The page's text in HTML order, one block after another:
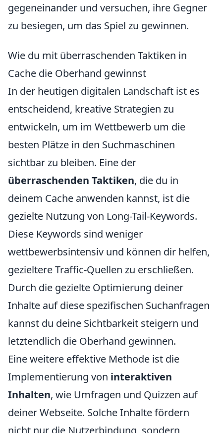
gegeneinander und versuchen, ihre Gegner
zu besiegen, um das Spiel zu gewinnen.
Wie du mit überraschenden Taktiken in
Cache die Oberhand gewinnst
In der heutigen digitalen Landschaft ist es
entscheidend, kreative Strategien zu
entwickeln, um im Wettbewerb um die
besten Plätze in den Suchmaschinen
sichtbar zu bleiben. Eine der
überraschenden Taktiken, die du in
deinem Cache anwenden kannst, ist die
gezielte Nutzung von Long-Tail-Keywords.
Diese Keywords sind weniger
wettbewerbsintensiv und können dir helfen,
gezieltere Traffic-Quellen zu erschließen.
Durch die gezielte Optimierung deiner
Inhalte auf diese spezifischen Suchanfragen
kannst du deine Sichtbarkeit steigern und
letztendlich die Oberhand gewinnen.
Eine weitere effektive Methode ist die
Implementierung von interaktiven
Inhalten, wie Umfragen und Quizzen auf
deiner Webseite. Solche Inhalte fördern
nicht nur die Nutzerbindung, sondern